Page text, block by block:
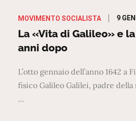
MOVIMENTO SOCIALISTA
on
9
La «Vita di Galileo» e
anni dopo
L’otto gennaio dell’anno 1642 a
fisico Galileo Galilei, padre della
…